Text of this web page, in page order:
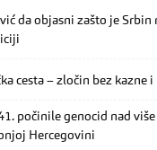
da objasni zašto je Srbin
cesta – zločin bez kazne
počinile genocid nad
Hercegovini